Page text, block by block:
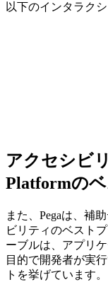
以下のインタラク
アクセシビ
Platformの
また、Pegaは、補
ビリティのベスト
ーブルは、アプリ
目的で開発者が実
トを挙げています。